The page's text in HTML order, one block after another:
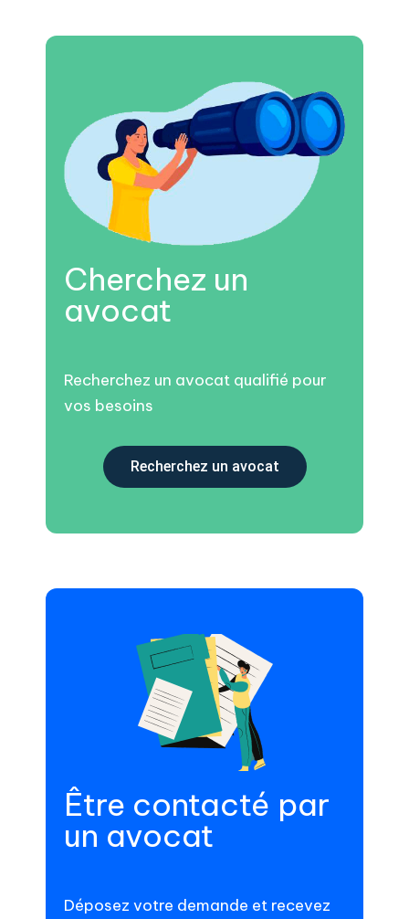
Cherchez un
avocat
Recherchez un avocat qualifié pour
vos besoins
Recherchez un avocat
Être contacté par
un avocat
Déposez votre demande et recevez